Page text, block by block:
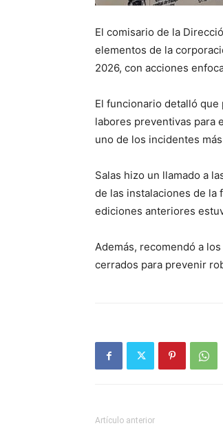
El comisario de la
elementos de la
2026, con acciones
El funcionario detalló
labores preventivas para
uno de los incidentes
Salas hizo un llamado a
de las instalaciones de la
ediciones anteriores
Además, recomendó a
cerrados para prevenir
Artículo anterior